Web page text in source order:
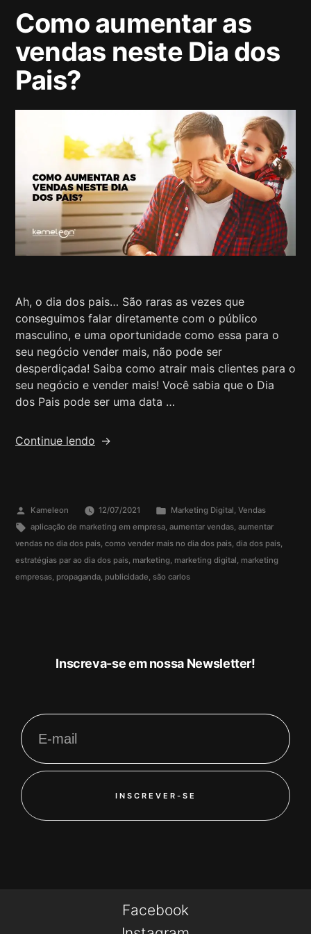
Como aumentar as
vendas neste Dia dos
Pais?
Ah, o dia dos pais… São raras as vezes que
conseguimos falar diretamente com o público
masculino, e uma oportunidade como essa para o
seu negócio vender mais, não pode ser
desperdiçada! Saiba como atrair mais clientes para o
seu negócio e vender mais! Você sabia que o Dia
dos Pais pode ser uma data …
Continue lendo
Kameleon 12/07/2021 Marketing Digital,Vendas
aplicação de marketing em empresa, aumentar vendas, aumentar
vendas no dia dos pais, como vender mais no dia dos pais, dia dos pais,
estratégias par ao dia dos pais, marketing, marketing digital, marketing
empresas, propaganda, publicidade, são carlos
Inscreva-se em nossa Newsletter!
INSCREVER-SE
Facebook